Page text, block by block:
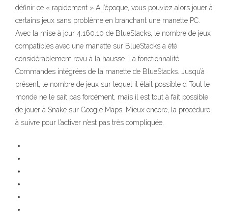
définir ce « rapidement » A l’époque, vous pouviez alors jouer à
certains jeux sans problème en branchant une manette PC.
Avec la mise à jour 4.160.10 de BlueStacks, le nombre de jeux
compatibles avec une manette sur BlueStacks a été
considérablement revu à la hausse. La fonctionnalité
Commandes intégrées de la manette de BlueStacks. Jusqu’à
présent, le nombre de jeux sur lequel il était possible d Tout le
monde ne le sait pas forcément, mais il est tout à fait possible
de jouer à Snake sur Google Maps. Mieux encore, la procédure
à suivre pour l’activer n’est pas très compliquée.